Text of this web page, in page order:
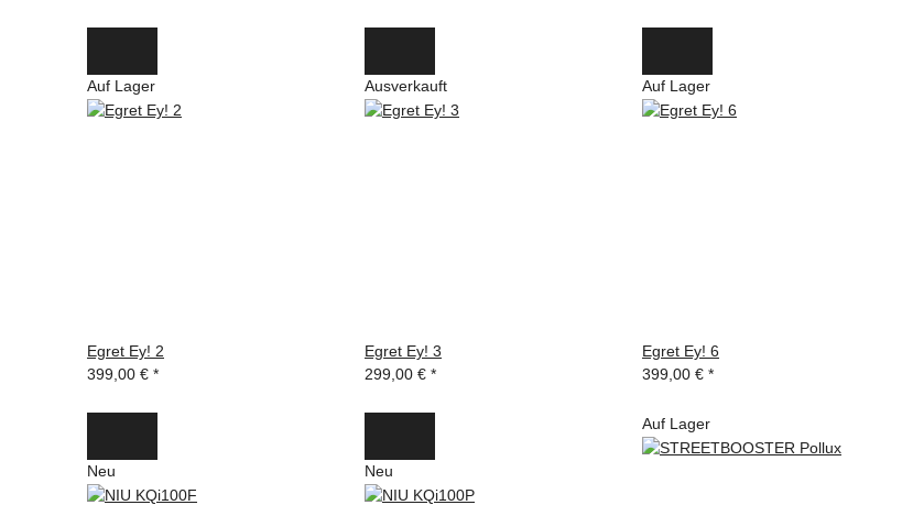
Auf Lager
Egret Ey! 2
399,00 € *
Ausverkauft
Egret Ey! 3
299,00 € *
Auf Lager
Egret Ey! 6
399,00 € *
Neu Neu
Auf Lager